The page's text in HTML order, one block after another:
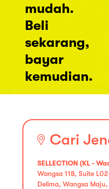
mudah.
Beli
sekarang,
bayar
kemudian.
Cari
SELLECTION (KL -
Wangsa 118, Suite
Delima, Wangsa